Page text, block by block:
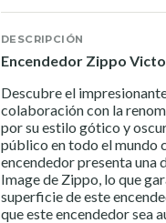
DESCRIPCIÓN
Encendedor Zippo
Descubre el
colaboración con la
por su estilo gótico y
público en todo el mundo
encendedor presenta una
Image de Zippo, lo que
superficie de este
que este encendedor sea